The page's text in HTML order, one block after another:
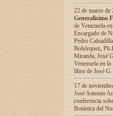
22 de marzo
Generalísimo
de Venezuela
Encargado de
Pedro
Bohórquez,
Miranda, José
Venezuela en
libro de José
17 de
José Antonio
conferencia
Botánica del